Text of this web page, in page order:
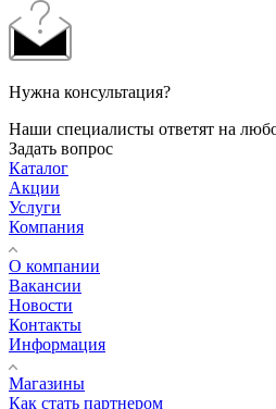
Нужна консультация?
Наши специалисты ответят на
Задать вопрос
Каталог
Акции
Услуги
Компания
О компании
Вакансии
Новости
Контакты
Информация
Магазины
Как стать партнером